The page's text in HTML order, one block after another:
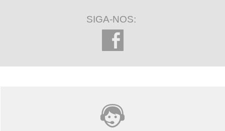
SIGA-NOS: